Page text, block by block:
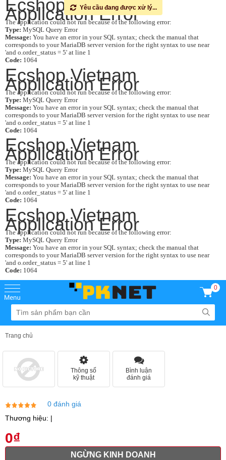
Ecshop Vietnam
Application Error
The application could not run because of the following error:
Type: MySQL Query Error
Message: You have an error in your SQL syntax; check the manual that
corresponds to your MariaDB server version for the right syntax to use near
'and o.order_status = 5' at line 1
Code: 1064
Ecshop Vietnam
Application Error
The application could not run because of the following error:
Type: MySQL Query Error
Message: You have an error in your SQL syntax; check the manual that
corresponds to your MariaDB server version for the right syntax to use near
'and o.order_status = 5' at line 1
Code: 1064
Ecshop Vietnam
Application Error
The application could not run because of the following error:
Type: MySQL Query Error
Message: You have an error in your SQL syntax; check the manual that
corresponds to your MariaDB server version for the right syntax to use near
'and o.order_status = 5' at line 1
Code: 1064
Ecshop Vietnam
Application Error
The application could not run because of the following error:
Type: MySQL Query Error
Message: You have an error in your SQL syntax; check the manual that
corresponds to your MariaDB server version for the right syntax to use near
'and o.order_status = 5' at line 1
Code: 1064
0
Trang chủ
Thông số
kỹ thuật
Bình luận
đánh giá
0 đánh giá
Thương hiệu: |
0₫
NGỪNG KINH DOANH
Yêu cầu đang được xử lý...